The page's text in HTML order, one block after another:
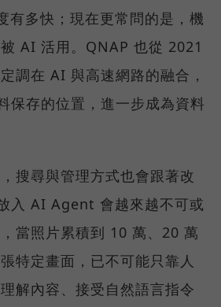
有多快；現在更常問的是，機
AI 活用。QNAP 也從 2021
調在 AI 與高速網路的融合，
保存的位置，進一步成為資料
搜尋與管理方式也會跟著改
入 AI Agent 會越來越不可或
當照片累積到 10 萬、20 萬
特定畫面，已不可能只靠人
解內容、接受自然語言指令